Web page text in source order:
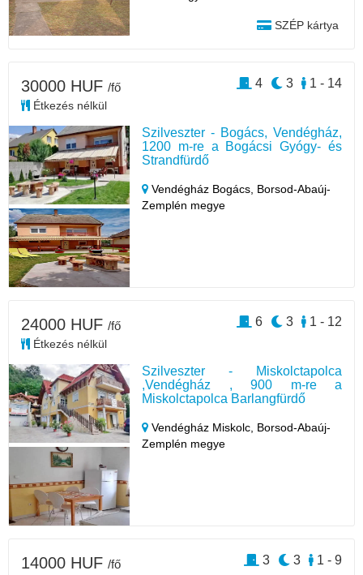
SZÉP kártya
Szilveszter - Bogács, Vendégház,
1200 m-re a Bogácsi Gyógy- és
Strandfürdő
Vendégház Bogács, Borsod-Abaúj-
Zemplén megye
30000 HUF /fő
Étkezés nélkül
1 - 14
3
4
Szilveszter - Miskolctapolca
,Vendégház , 900 m-re a
Miskolctapolca Barlangfürdő
Vendégház Miskolc, Borsod-Abaúj-
Zemplén megye
24000 HUF /fő
Étkezés nélkül
1 - 12
3
6
14000 HUF /fő 1 - 9
3
3